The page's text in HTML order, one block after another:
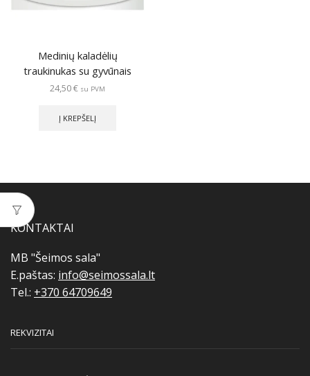
Medinių kaladėlių
traukinukas su gyvūnais
24,50€ su PVM
Į KREPŠELĮ
KONTAKTAI
MB "Šeimos sala"
E.paštas: info@seimossala.lt
Tel.: +370 64709649
REKVIZITAI